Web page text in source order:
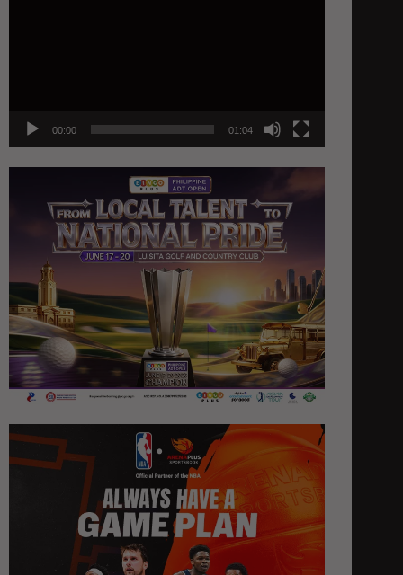
00:00 01:04